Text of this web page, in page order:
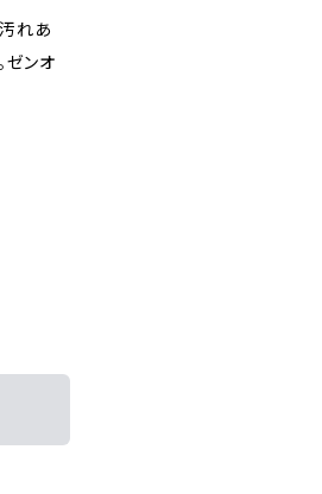
れあ
ゼンオ